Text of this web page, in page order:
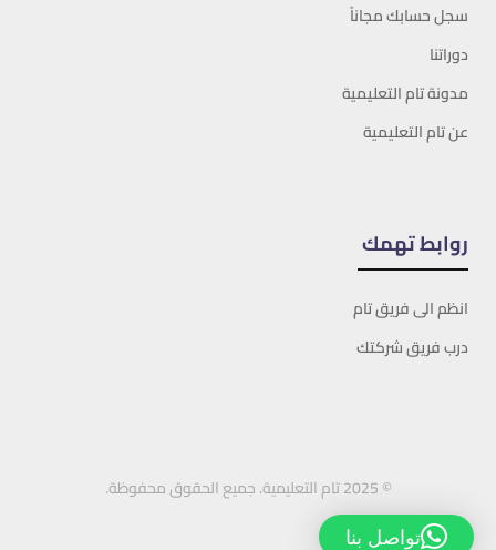
سجل حسابك مجاناً
دوراتنا
مدونة تام التعليمية
عن تام التعليمية
روابط تهمك
انظم الى فريق تام
درب فريق شركتك
© 2025 تام التعليمية. جميع الحقوق محفوظة.
تواصل بنا